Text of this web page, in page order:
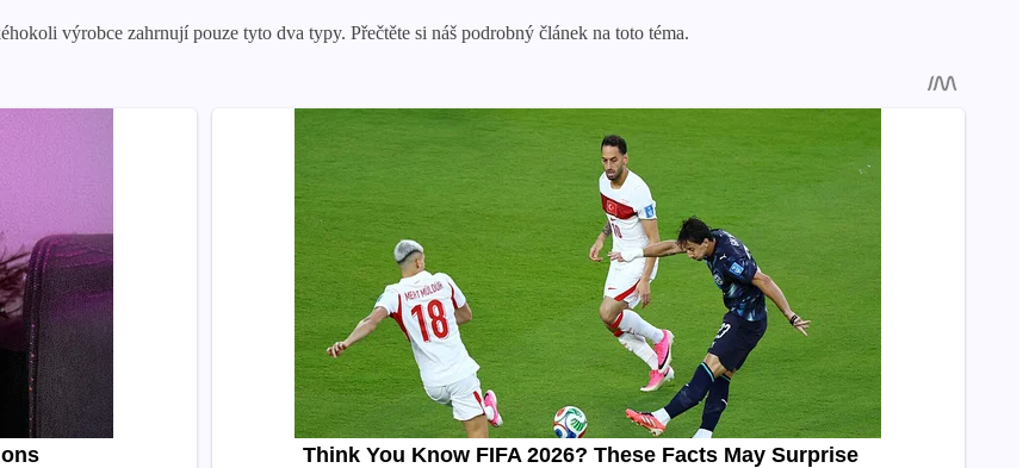
výrobce zahrnují pouze tyto dva typy. Přečtěte si náš podrobný článek na toto téma.